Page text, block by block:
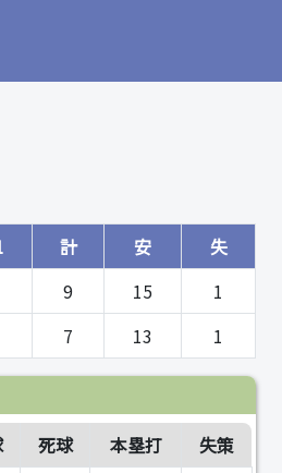
計 安
失
9 15
1
7 13 1
死球 本塁打
失策